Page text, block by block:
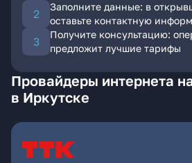
Заполните данные: в
оставьте контактную
Получите консультацию:
предложит лучшие тарифы
Провайдеры интернета
в Иркутске